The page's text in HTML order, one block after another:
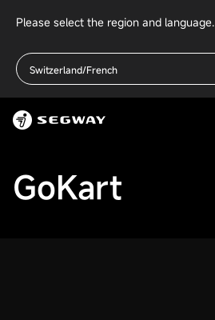
Please select the region and language.
Switzerland/French
GoKart